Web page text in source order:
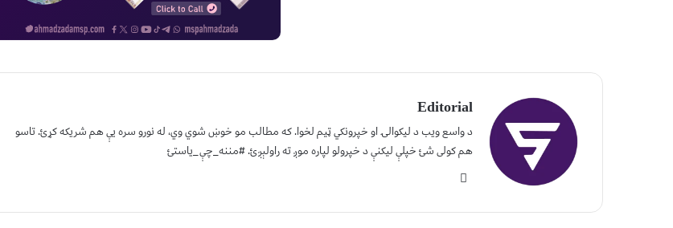
Editorial
د واسع ویب د لیکوالۍ او خپرونکي ټیم لخوا. که مطالب مو خوښ شوي وي، له نورو سره یې هم شریکه کړئ. تاسو
هم کولی شئ خپلې لیکنې د خپرولو لپاره موږ ته راولېږئ. #مننه_چې_یاستئ